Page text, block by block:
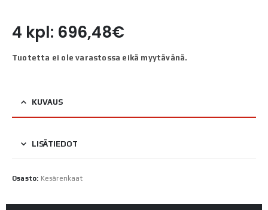
4 kpl: 696,48€
Tuotetta ei ole varastossa eikä myytävänä.
KUVAUS
LISÄTIEDOT
Osasto: Kesärenkaat